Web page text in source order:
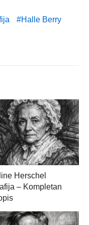
Halle Berry
Herschel
– Kompletan